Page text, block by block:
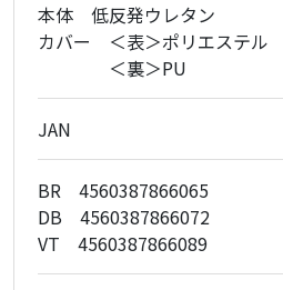
本体 低反発ウレタン
カバー ＜表＞ポリエステル
＜裏＞PU
JAN
BR 4560387866065
DB 4560387866072
VT 4560387866089